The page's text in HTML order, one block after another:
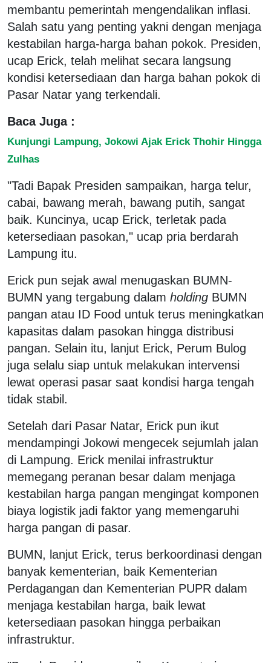
membantu pemerintah mengendalikan inflasi.
Salah satu yang penting yakni dengan menjaga
kestabilan harga-harga bahan pokok. Presiden,
ucap Erick, telah melihat secara langsung
kondisi ketersediaan dan harga bahan pokok di
Pasar Natar yang terkendali.
Baca Juga :
Kunjungi Lampung, Jokowi Ajak Erick Thohir Hingga
Zulhas
"Tadi Bapak Presiden sampaikan, harga telur,
cabai, bawang merah, bawang putih, sangat
baik. Kuncinya, ucap Erick, terletak pada
ketersediaan pasokan," ucap pria berdarah
Lampung itu.
Erick pun sejak awal menugaskan BUMN-
BUMN yang tergabung dalam holding BUMN
pangan atau ID Food untuk terus meningkatkan
kapasitas dalam pasokan hingga distribusi
pangan. Selain itu, lanjut Erick, Perum Bulog
juga selalu siap untuk melakukan intervensi
lewat operasi pasar saat kondisi harga tengah
tidak stabil.
Setelah dari Pasar Natar, Erick pun ikut
mendampingi Jokowi mengecek sejumlah jalan
di Lampung. Erick menilai infrastruktur
memegang peranan besar dalam menjaga
kestabilan harga pangan mengingat komponen
biaya logistik jadi faktor yang memengaruhi
harga pangan di pasar.
BUMN, lanjut Erick, terus berkoordinasi dengan
banyak kementerian, baik Kementerian
Perdagangan dan Kementerian PUPR dalam
menjaga kestabilan harga, baik lewat
ketersediaan pasokan hingga perbaikan
infrastruktur.